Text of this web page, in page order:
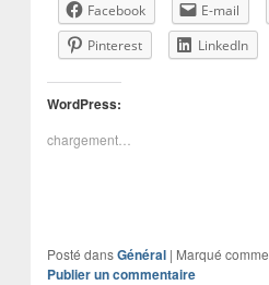
Facebook E-mail
Pinterest
LinkedIn
WordPress:
chargement…
Posté dans Général | Marqué comme
Publier un commentaire